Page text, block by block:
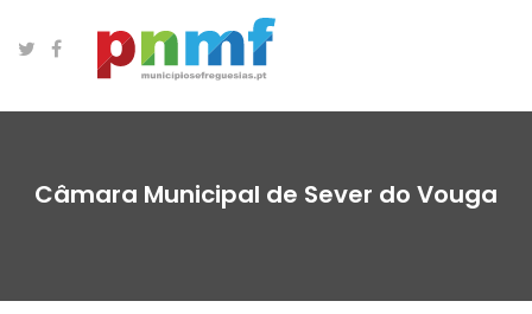
Câmara Municipal de Sever do Vouga